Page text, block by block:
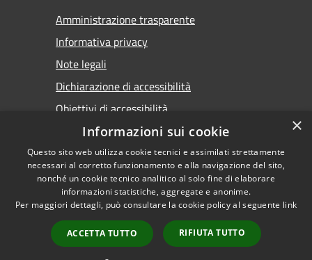
Amministrazione trasparente
Informativa privacy
Note legali
Dichiarazione di accessibilità
Obiettivi di accessibilità
Accessibilità
Copyright © 2026 • Comune di
Marsala • Powered by
Municipium•
Accesso
redazione
×
Informazioni sui cookie
Questo sito web utilizza cookie tecnici e assimilati strettamente
necessari al corretto funzionamento e alla navigazione del sito,
nonché un cookie tecnico analitico al solo fine di elaborare
informazioni statistiche, aggregate e anonime.
Per maggiori dettagli, può consultare la cookie policy al seguente link
ACCETTA TUTTO RIFIUTA TUTTO